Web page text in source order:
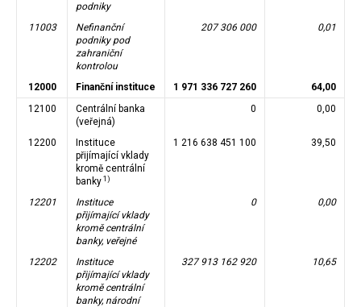
podniky
11003
Nefinanční
podniky pod
zahraniční
kontrolou
207 306 000 0,01
12000 Finanční instituce 1 971 336 727 260
64,00
12100
Centrální banka
(veřejná)
0 0,00
12200
Instituce
přijímající vklady
kromě centrální
banky 1)
1 216 638 451 100 39,50
12201
Instituce
přijímající vklady
kromě centrální
banky, veřejné
0 0,00
12202
Instituce
přijímající vklady
kromě centrální
banky, národní
327 913 162 920 10,65